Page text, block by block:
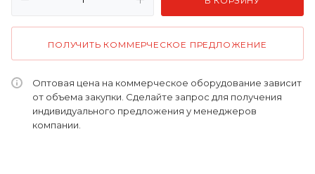
ПОЛУЧИТЬ КОММЕРЧЕСКОЕ ПРЕДЛОЖЕНИЕ
Оптовая цена на коммерческое оборудование зависит
от объема закупки. Сделайте запрос для получения
индивидуального предложения у менеджеров
компании.